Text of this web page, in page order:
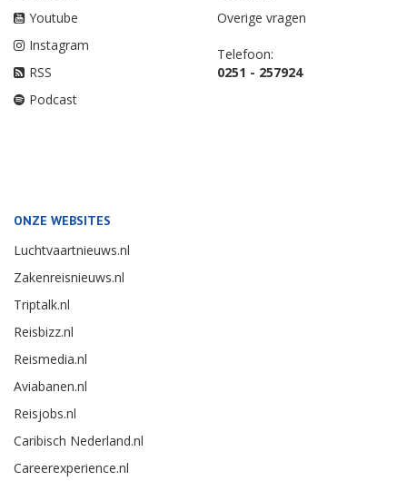
Youtube
Instagram
RSS
Podcast
Overige vragen
Telefoon:
0251 - 257924
ONZE WEBSITES
Luchtvaartnieuws.nl
Zakenreisnieuws.nl
Triptalk.nl
Reisbizz.nl
Reismedia.nl
Aviabanen.nl
Reisjobs.nl
Caribisch Nederland.nl
Careerexperience.nl